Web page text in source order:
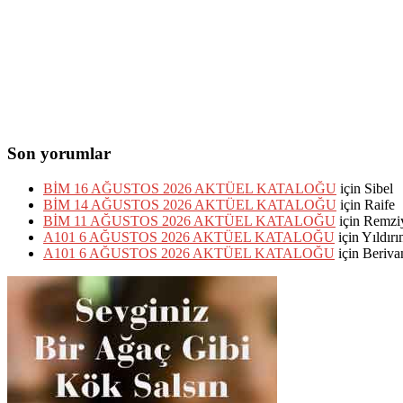
Son yorumlar
BİM 16 AĞUSTOS 2026 AKTÜEL KATALOĞU için Sibel
BİM 14 AĞUSTOS 2026 AKTÜEL KATALOĞU için Raife
BİM 11 AĞUSTOS 2026 AKTÜEL KATALOĞU için
A101 6 AĞUSTOS 2026 AKTÜEL KATALOĞU için
A101 6 AĞUSTOS 2026 AKTÜEL KATALOĞU için